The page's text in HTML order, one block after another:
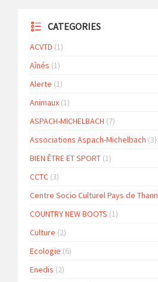
CATEGORIES
ACVTD (1)
Aînés (1)
Alerte (1)
Animaux (1)
ASPACH-MICHELBACH (7)
Associations Aspach-Michelbach (3)
BIEN ÊTRE ET SPORT (1)
CCTC (3)
Centre Socio Culturel Pays de Thann
COUNTRY NEW BOOTS (1)
Culture (2)
Ecologie (6)
Enedis (2)